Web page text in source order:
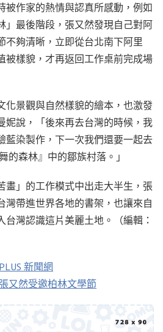
被作家的熱情與認真所感動，例如
」最後階段，張又然發現自己對阿
不夠清晰，立即從台北南下阿里
被樣貌，才再返回工作桌前完成場
化景觀與自然樣貌的繪本，也激發
妮說，「後來再去台灣的時候，我
藍染製作，下一次我們還要一起去
的森林』中的鄒族村落。」
畫」的工作模式中出走大半生，張
灣帶進世界各地的書架，也讓來自
台灣認識這片美麗土地。（編輯：
新聞網
又然受邀柏林文學節